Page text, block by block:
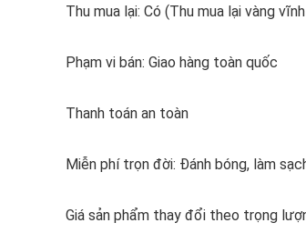
Thu mua lại: Có (Thu mua lại vàng
Phạm vi bán: Giao hàng toàn quốc
Thanh toán an toàn
Miễn phí trọn đời: Đánh bóng, làm
Giá sản phẩm thay đổi theo trọng